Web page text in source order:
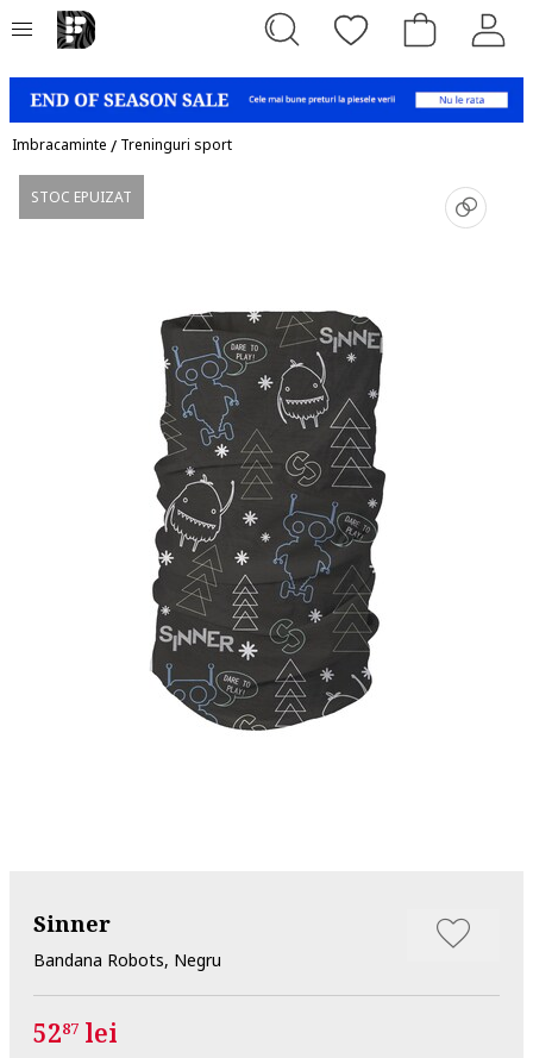
Imbracaminte / Treninguri sport
STOC EPUIZAT
Sinner
Bandana Robots, Negru
5287 lei